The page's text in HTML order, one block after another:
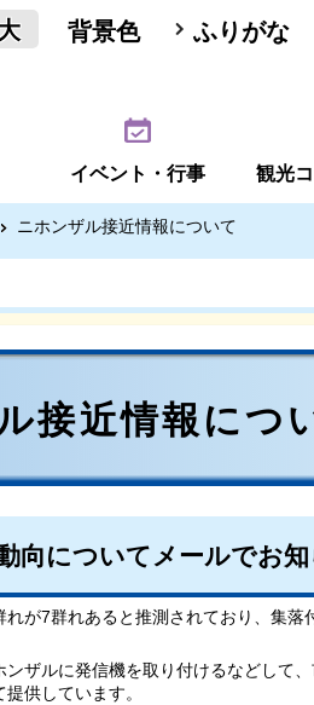
背景色 ふりがな
イベント・行事 観光
ニホンザル接近情報について
接近情報につ
向についてメールでお
が7群れあると推測されており、集落
ザルに発信機を取り付けるなどして
供しています。